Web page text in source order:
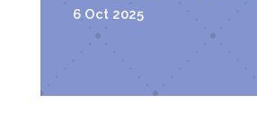
6 Oct 2025